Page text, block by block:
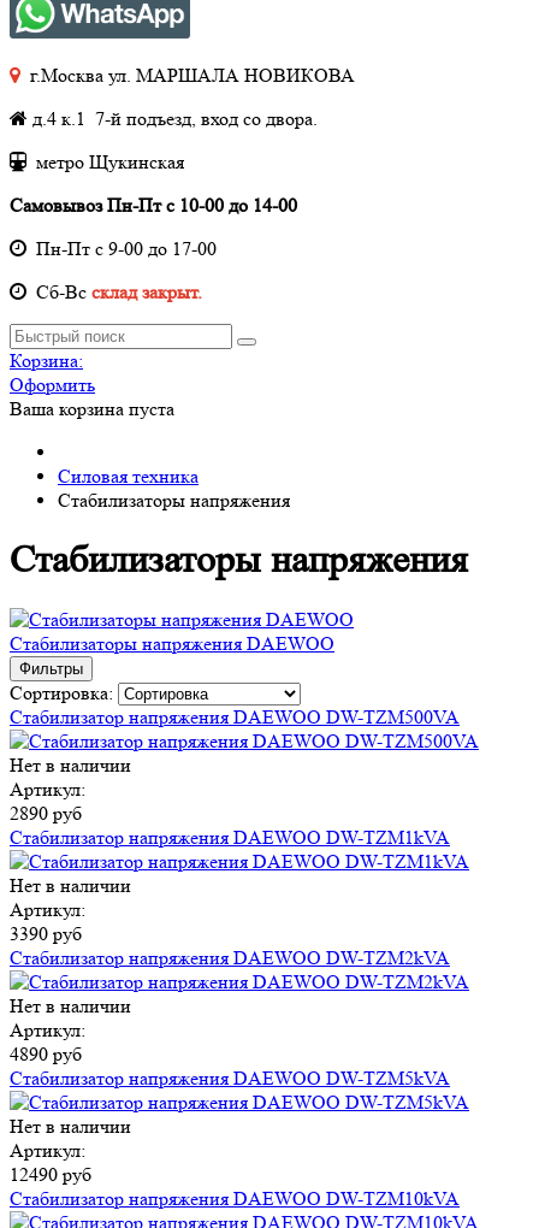
г.Москва ул. МАРШАЛА НОВИКОВА
д.4 к.1 7-й подъезд, вход со двора.
метро Щукинская
Самовывоз Пн-Пт с 10-00 до 14-00
Пн-Пт с 9-00 до 17-00
Cб-Вс склад закрыт.
Корзина:
Оформить
Ваша корзина пуста
Силовая техника
Стабилизаторы напряжения
Стабилизаторы напряжения
Стабилизаторы напряжения DAEWOO
Фильтры
Сортировка:
Стабилизатор напряжения DAEWOO DW-TZM500VA
Нет в наличии
Артикул:
2890 руб
Стабилизатор напряжения DAEWOO DW-TZM1kVA
Нет в наличии
Артикул:
3390 руб
Стабилизатор напряжения DAEWOO DW-TZM2kVA
Нет в наличии
Артикул:
4890 руб
Стабилизатор напряжения DAEWOO DW-TZM5kVA
Нет в наличии
Артикул:
12490 руб
Стабилизатор напряжения DAEWOO DW-TZM10kVA